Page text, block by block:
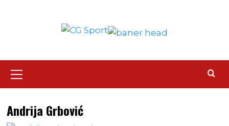
Menu
Andrija Grbović